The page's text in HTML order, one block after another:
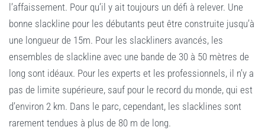
l’affaissement. Pour qu’il y ait toujours un défi à relever. Une
bonne slackline pour les débutants peut être construite jusqu’à
une longueur de 15m. Pour les slackliners avancés, les
ensembles de slackline avec une bande de 30 à 50 mètres de
long sont idéaux. Pour les experts et les professionnels, il n’y a
pas de limite supérieure, sauf pour le record du monde, qui est
d’environ 2 km. Dans le parc, cependant, les slacklines sont
rarement tendues à plus de 80 m de long.